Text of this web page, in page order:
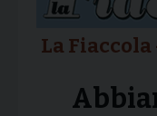
La